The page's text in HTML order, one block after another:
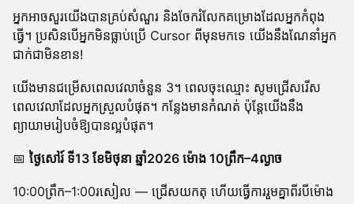
អ្នកអាចសួរយើងបានគ្រប់សំណួរ និងចែករំលែកគម្រោងដែលអ្នកកំពុង
ធ្វើ។ ប្រសិនបើអ្នកមិនធ្លាប់ប្រើ Cursor ពីមុនមកទេ យើងនឹងណែនាំអ្នក
ជាក់ជាមិនខាន!
យើងមានជម្រើសពេលវេលាចំនួន 3។ ពេលចុះឈ្មោះ សូមជ្រើសរើស
ពេលវេលាដែលអ្នកស្រួលបំផុត។ កន្លែងមានកំណត់ ប៉ុន្តែយើងនឹង
ព្យាយាមរៀបចំឱ្យបានល្អបំផុត។
📅 ថ្ងៃសៅរ៍ ទី13 ខែមិថុនា ឆ្នាំ2026 ម៉ោង 10ព្រឹក–4ល្ងាច
10:00ព្រឹក–1:00រសៀល — ជ្រើសយកតុ ហើយធ្វើការរួមគ្នាពីរបីម៉ោង